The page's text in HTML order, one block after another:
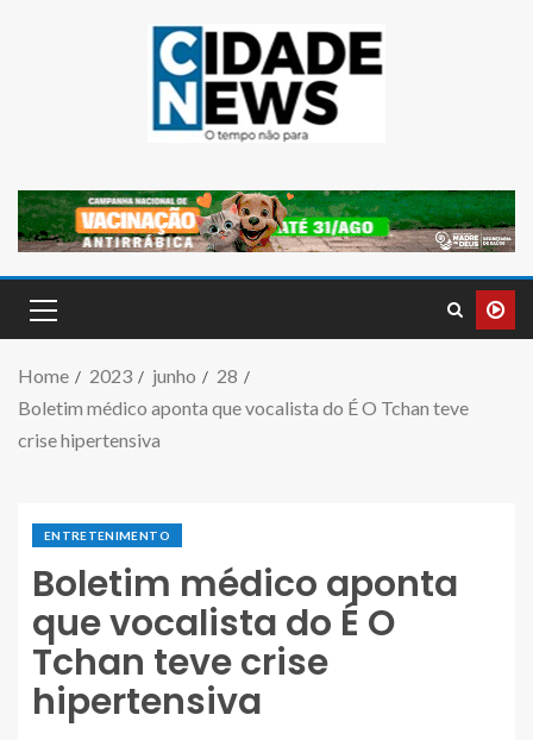
Home 2023 junho
28
Boletim médico aponta que vocalista do É O Tchan teve
crise hipertensiva
ENTRETENIMENTO
Boletim médico aponta
que vocalista do É O
Tchan teve crise
hipertensiva